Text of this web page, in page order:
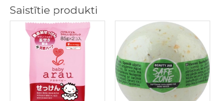
Saistītie produkti